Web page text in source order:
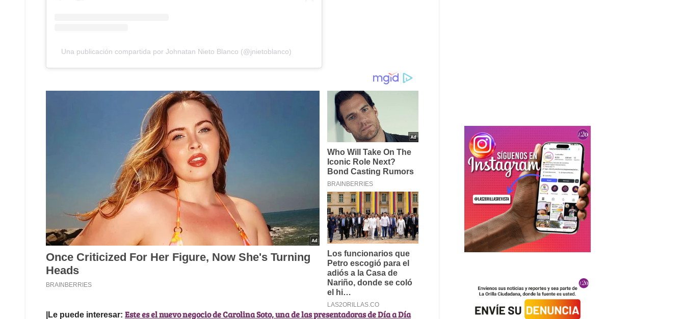
Una publicación compartida por Johnatan Nieto Blanco (@jnietoblanco)
|Le puede interesar: Este es el nuevo negocio de Carolina Soto, una de las presentadoras de Día a Día